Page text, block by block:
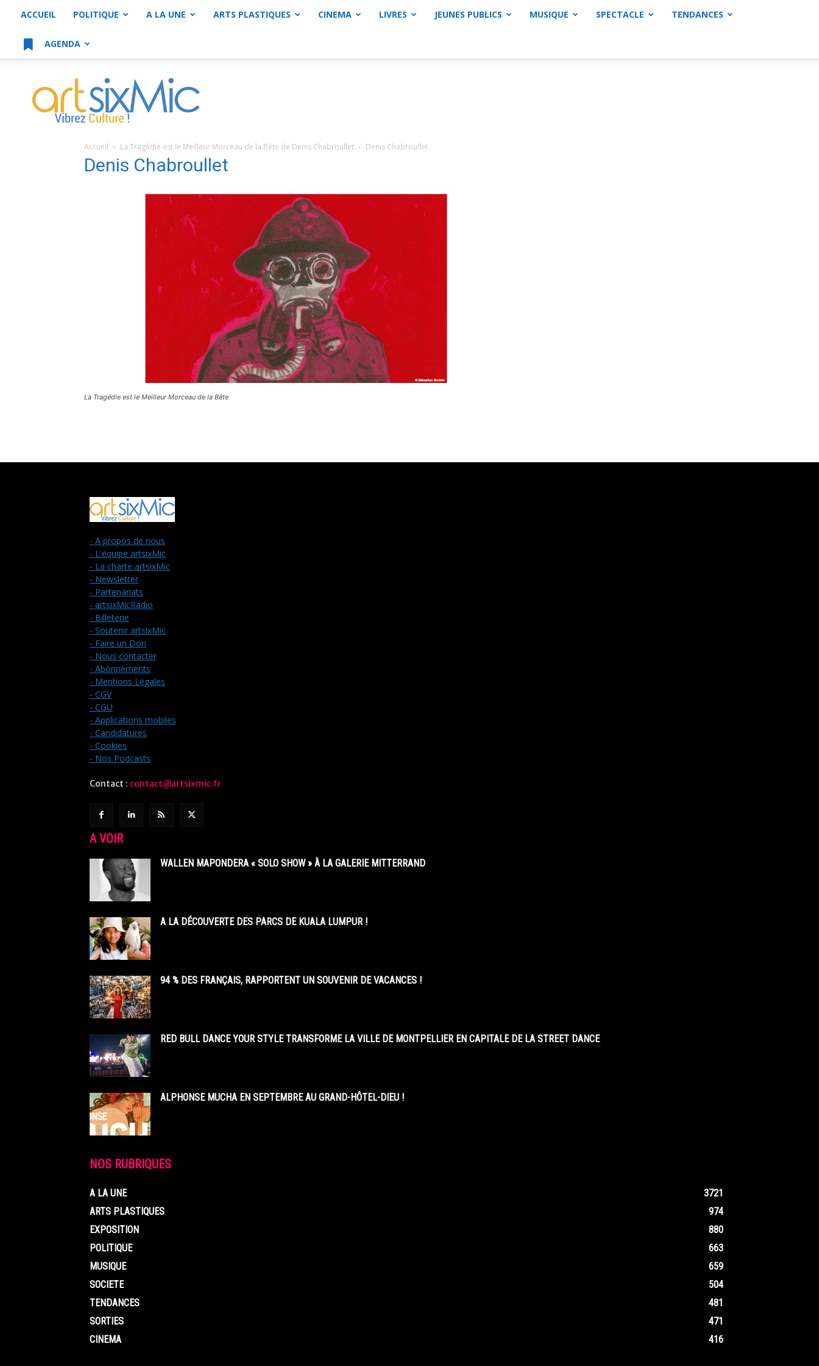
ACCUEIL POLITIQUE A LA UNE ARTS PLASTIQUES CINEMA LIVRES JEUNES PUBLICS MUSIQUE SPECTACLE TENDANCES
AGENDA
artsixMic
Accueil La Tragédie est le Meilleur Morceau de la Bête de Denis Chabroullet Denis Chabroullet
Denis Chabroullet
La Tragédie est le Meilleur Morceau de la Bête
- A propos de nous
- L'équipe artsixMic
- La charte artsixMic
- Newsletter
- Partenariats
- artsixMicRadio
- Billeterie
- Soutenir artsixMic
- Faire un Don
- Nous contacter
- Abonnements
- Mentions Légales
- CGV
- CGU
- Applications mobiles
- Candidatures
- Cookies
- Nos Podcasts
Contact : contact@artsixmic.fr
A VOIR
WALLEN MAPONDERA « SOLO SHOW » À LA GALERIE MITTERRAND
A LA DÉCOUVERTE DES PARCS DE KUALA LUMPUR !
94 % DES FRANÇAIS, RAPPORTENT UN SOUVENIR DE VACANCES !
RED BULL DANCE YOUR STYLE TRANSFORME LA VILLE DE MONTPELLIER EN CAPITALE DE LA STREET DANCE
ALPHONSE MUCHA EN SEPTEMBRE AU GRAND-HÔTEL-DIEU !
NOS RUBRIQUES
A LA UNE
3721
ARTS PLASTIQUES
974
EXPOSITION
880
POLITIQUE
663
MUSIQUE
659
SOCIETE
504
TENDANCES
481
SORTIES
471
CINEMA
416